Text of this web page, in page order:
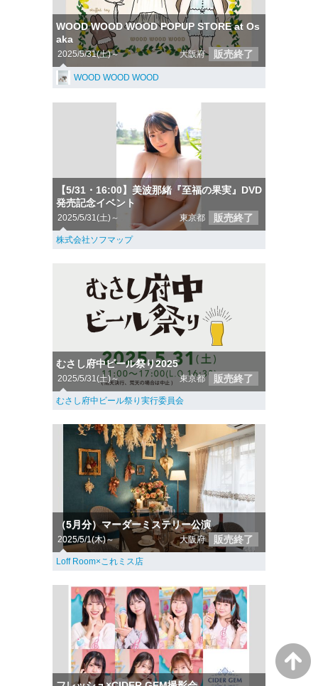
WOOD WOOD WOOD POPUP STORE at Os
aka
2025/5/31(土)～ 大阪府 販売終了
WOOD WOOD WOOD
【5/31・16:00】美波那緒『至福の果実』DVD
発売記念イベント
2025/5/31(土)～ 東京都 販売終了
株式会社ソフマップ
むさし府中ビール祭り2025
2025/5/31(土)～ 東京都 販売終了
むさし府中ビール祭り実行委員会
（5月分）マーダーミステリー公演
2025/5/1(木)～ 大阪府 販売終了
Loff Room×これミス店